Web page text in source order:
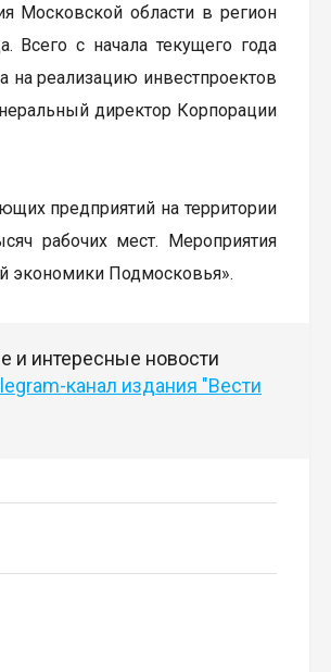
Московской области в регион
Всего с начала текущего года
на реализацию инвестпроектов
директор Корпорации
предприятий на территории
рабочих мест. Мероприятия
экономики Подмосковья».
и интересные новости
канал издания "Вести